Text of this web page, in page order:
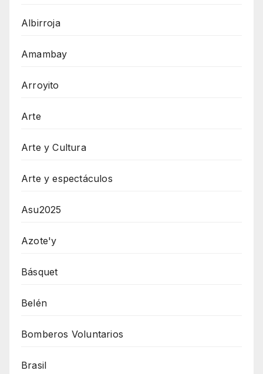
Albirroja
Amambay
Arroyito
Arte
Arte y Cultura
Arte y espectáculos
Asu2025
Azote'y
Básquet
Belén
Bomberos Voluntarios
Brasil